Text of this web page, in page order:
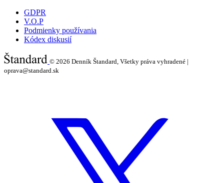
GDPR
V.O.P
Podmienky používania
Kódex diskusií
© 2026 Denník Štandard, Všetky práva vyhradené |
oprava@standard.sk